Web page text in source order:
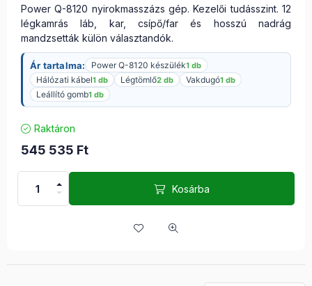
Power Q-8120 nyirokmasszázs gép. Kezelői tudásszint. 12
légkamrás láb, kar, csípő/far és hosszú nadrág
mandzsetták külön választandók.
Ár tartalma: Power Q-8120 készülék1 db
Hálózati kábel1 db Légtömlő2 db Vakdugó1 db
Leállító gomb1 db
Raktáron
545 535 Ft
Kosárba